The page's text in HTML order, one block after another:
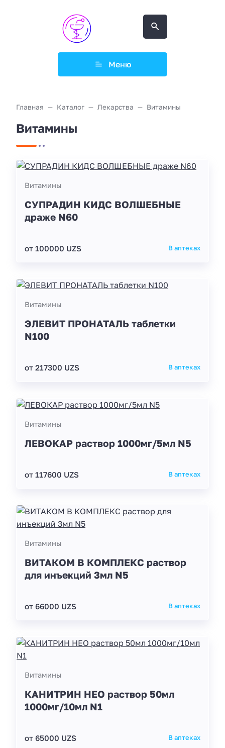
Меню
Главная Каталог Лекарства Витамины
Витамины
Витамины
СУПРАДИН КИДС ВОЛШЕБНЫЕ
драже N60
от 100000 UZS В аптеках
Витамины
ЭЛЕВИТ ПРОНАТАЛЬ таблетки
N100
от 217300 UZS В аптеках
Витамины
ЛЕВОКАР раствор 1000мг/5мл N5
от 117600 UZS В аптеках
Витамины
ВИТАКОМ В КОМПЛЕКС раствор
для инъекций 3мл N5
от 66000 UZS В аптеках
Витамины
КАНИТРИН НЕО раствор 50мл
1000мг/10мл N1
от 65000 UZS В аптеках